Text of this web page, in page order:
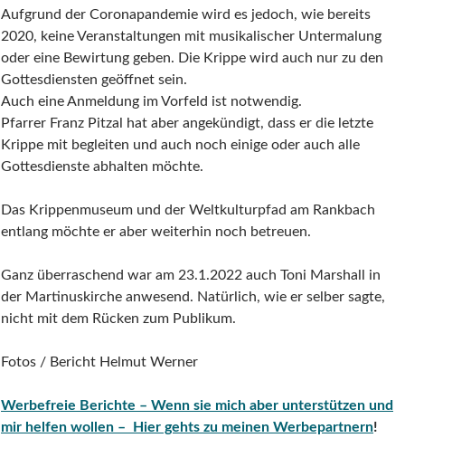
Aufgrund der Coronapandemie wird es jedoch, wie bereits
2020, keine Veranstaltungen mit musikalischer Untermalung
oder eine Bewirtung geben. Die Krippe wird auch nur zu den
Gottesdiensten geöffnet sein.
Auch eine Anmeldung im Vorfeld ist notwendig.
Pfarrer Franz Pitzal hat aber angekündigt, dass er die letzte
Krippe mit begleiten und auch noch einige oder auch alle
Gottesdienste abhalten möchte.
Das Krippenmuseum und der Weltkulturpfad am Rankbach
entlang möchte er aber weiterhin noch betreuen.
Ganz überraschend war am 23.1.2022 auch Toni Marshall in
der Martinuskirche anwesend. Natürlich, wie er selber sagte,
nicht mit dem Rücken zum Publikum.
Fotos / Bericht Helmut Werner
Werbefreie Berichte – Wenn sie mich aber unterstützen und
mir helfen wollen – Hier gehts zu meinen Werbepartnern!